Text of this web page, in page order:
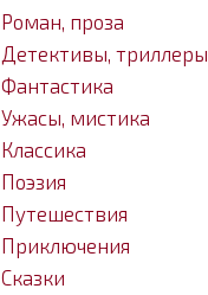
Роман, проза
Детективы, триллеры
Фантастика
Ужасы, мистика
Классика
Поэзия
Путешествия
Приключения
Сказки